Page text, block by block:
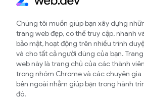
Chúng tôi muốn giúp bạn xây dựng
trang web đẹp, có thể truy cập, nhanh
bảo mật, hoạt động trên nhiều trình
và cho tất cả người dùng của bạn. Trang
web này là trang chủ của các thành viên
trong nhóm Chrome và các chuyên gia
bên ngoài nhằm giúp bạn trong hành
đó.